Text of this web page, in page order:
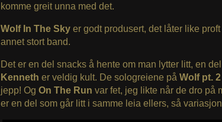
komme greit unna med det.
Wolf In The Skyer godt produsert, det låter like
annet stort band.
Det er en del snacks å hente om man lytter litt, en
Kenneth er veldig kult. De sologreiene på Wolf pt. 2
jepp! Og On The Run var fet, jeg likte når de dro på
er en del som går litt i samme leia ellers, så